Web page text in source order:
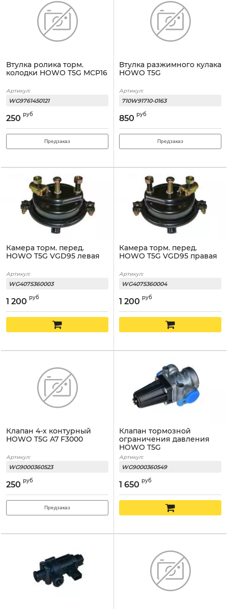
Втулка ролика торм.
колодки HOWO T5G MCP16
Артикул:
WG9761450121
250 руб
Предзаказ
Втулка разжимного кулака
HOWO T5G
Артикул:
710W91710-0163
850 руб
Предзаказ
Камера торм. перед.
HOWO T5G VGD95 левая
Артикул:
WG4075360003
1 200 руб
Камера торм. перед.
HOWO T5G VGD95 правая
Артикул:
WG4075360004
1 200 руб
Клапан 4-х контурный
HOWO T5G A7 F3000
Артикул:
WG9000360523
250 руб
Предзаказ
Клапан тормозной
ограничения давления
HOWO T5G
Артикул:
WG9000360549
1 650 руб